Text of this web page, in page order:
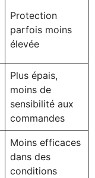
Protection
parfois moins
élevée
Plus épais,
moins de
sensibilité aux
commandes
Moins efficaces
dans des
conditions